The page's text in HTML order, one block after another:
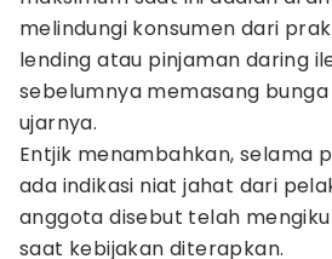
melindungi konsumen dari
lending atau pinjaman daring
sebelumnya memasang
ujarnya.
Entjik menambahkan, selama
ada indikasi niat jahat dari
anggota disebut telah
saat kebijakan diterapkan.